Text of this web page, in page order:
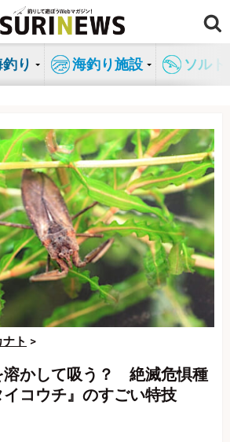
り 海釣り施設 ソル
ト >
溶かして吸う？ 絶滅危惧種
コウチ』のすごい特技